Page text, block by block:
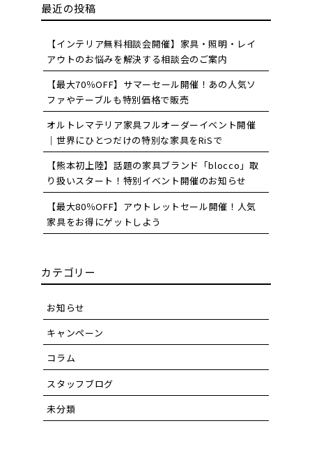
最近の投稿
【インテリア無料相談会開催】家具・照明・レイ
アウトのお悩みを解決する相談会のご案内
【最大70％OFF】サマーセール開催！あの人気ソ
ファやテーブルも特別価格で販売
オルトレマテリア家具フルオーダーイベント開催
｜世界にひとつだけの特別な家具をRiSで
【熊本初上陸】話題の家具ブランド「blocco」取
り扱いスタート！特別イベント開催のお知らせ
【最大80％OFF】アウトレットセール開催！人気
家具をお得にゲットしよう
カテゴリー
お知らせ
キャンペーン
コラム
スタッフブログ
未分類